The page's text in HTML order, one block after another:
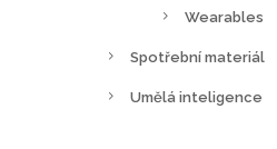
Wearables
Spotřební materiál
Umělá inteligence